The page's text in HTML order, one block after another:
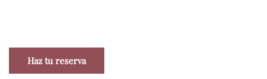
Haz tu reserva